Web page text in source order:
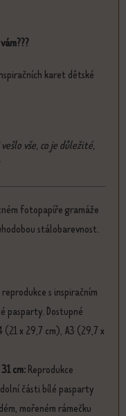
karet dětské
vše, co je důležité,
fotopapíře gramáže
stálobarevnost.
s inspiračním
pasparty. Dostupné
x 29,7 cm), A3 (29,7 x
cm:Reprodukce
části bílé pasparty
mořeném rámečku